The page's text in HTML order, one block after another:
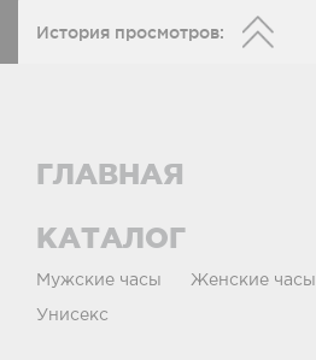
История просмотров:
ГЛАВНАЯ
КАТАЛОГ
Мужские часы Женские часы
Унисекс